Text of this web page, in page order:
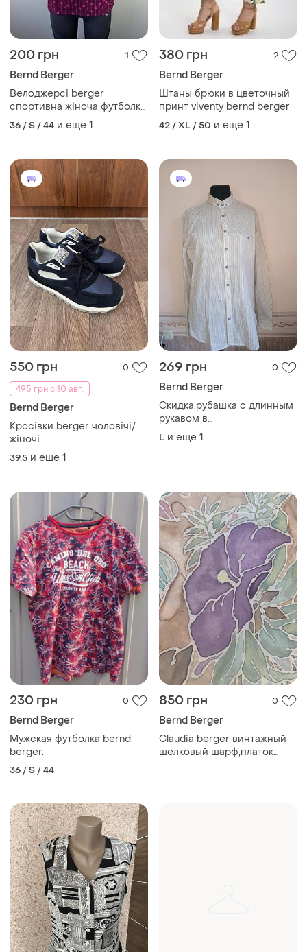
200 грн 1
Bernd Berger
Велоджерсі berger
спортивна жіноча футболка
на розмір s або м
36 / S / 44 и еще 1
380 грн 2
Bernd Berger
Штаны брюки в цветочный
принт viventy bernd berger
42 / XL / 50 и еще 1
550 грн
0
495 грн с 10 авг.
Bernd Berger
Кросівки berger чоловічі/
жіночі
39.5 и еще 1
269 грн 0
Bernd Berger
Скидка.рубашка с длинным
рукавом в
L и еще 1
230 грн 0
Bernd Berger
Мужская футболка bernd
berger.
36 / S / 44
850 грн 0
Bernd Berger
Claudia berger винтажный
шелковый шарф,платок